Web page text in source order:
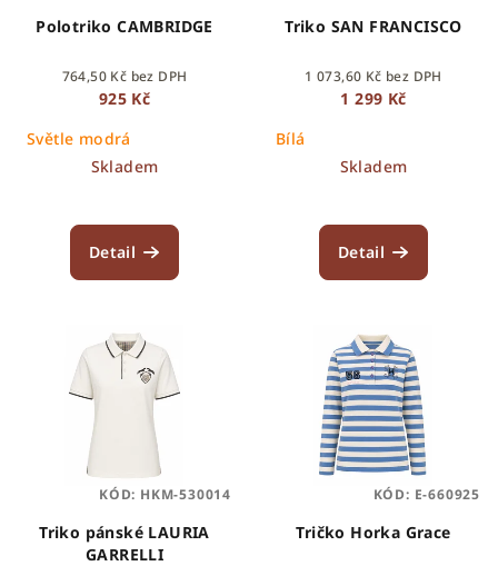
Polotriko CAMBRIDGE
764,50 Kč bez DPH
925 Kč
Světle modrá
Skladem
Detail
Triko SAN FRANCISCO
1 073,60 Kč bez DPH
1 299 Kč
Bílá
Skladem
Detail
Triko pánské LAURIA
GARRELLI
KÓD: HKM-530014
Tričko Horka Grace
KÓD: E-660925